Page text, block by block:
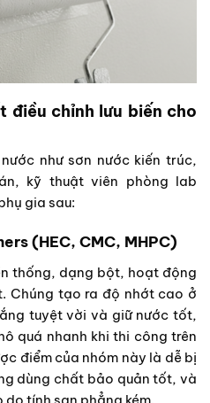
điều chỉnh lưu biến cho
như sơn nước kiến trúc,
kỹ thuật viên phòng lab
gia sau:
(HEC, CMC, MHPC)
thống, dạng bột, hoạt động
Chúng tạo ra độ nhớt cao ở
tuyệt vời và giữ nước tốt,
quá nhanh khi thi công trên
điểm của nhóm này là dễ bị
dùng chất bảo quản tốt, và